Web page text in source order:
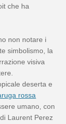
che ha
non notare i
simbolismo, la
visiva
deserta e
rossa
umano, con
Laurent Perez